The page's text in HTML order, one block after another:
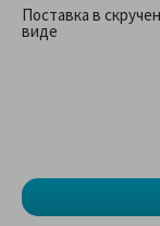
Поставка в
виде